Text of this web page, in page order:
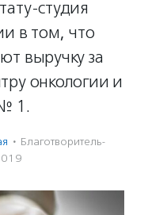
студия
в том, что
выручку за
онкологии и
1.
· Благотвори­тель­